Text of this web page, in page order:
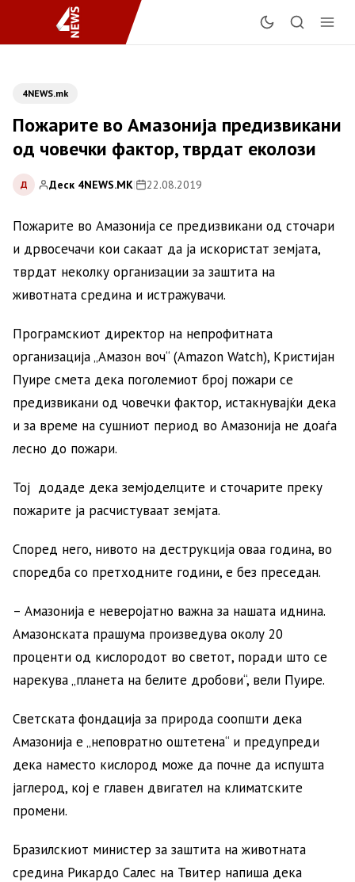
4NEWS.mk
Пожарите во Амазонија предизвикани
од човечки фактор, тврдат еколози
Д Деск 4NEWS.MK| 22.08.2019
Пожарите во Амазонија се предизвикани од сточари
и дрвосечачи кои сакаат да ја искористат земјата,
тврдат неколку организации за заштита на
животната средина и истражувачи.
Програмскиот директор на непрофитната
организација „Амазон воч“ (Amazon Watch), Кристијан
Пуире смета дека поголемиот број пожари се
предизвикани од човечки фактор, истакнувајќи дека
и за време на сушниот период во Амазонија не доаѓа
лесно до пожари.
Тој додаде дека земјоделците и сточарите преку
пожарите ја расчистуваат земјата.
Според него, нивото на деструкција оваа година, во
споредба со претходните години, е без преседан.
– Амазонија е неверојатно важна за нашата иднина.
Амазонската прашума произведува околу 20
проценти од кислородот во светот, поради што се
нарекува „планета на белите дробови“, вели Пуире.
Светската фондација за природа соопшти дека
Амазонија е „неповратно оштетена“ и предупреди
дека наместо кислород може да почне да испушта
јаглерод, кој е главен двигател на климатските
промени.
Бразилскиот министер за заштита на животната
средина Рикардо Салес на Твитер напиша дека